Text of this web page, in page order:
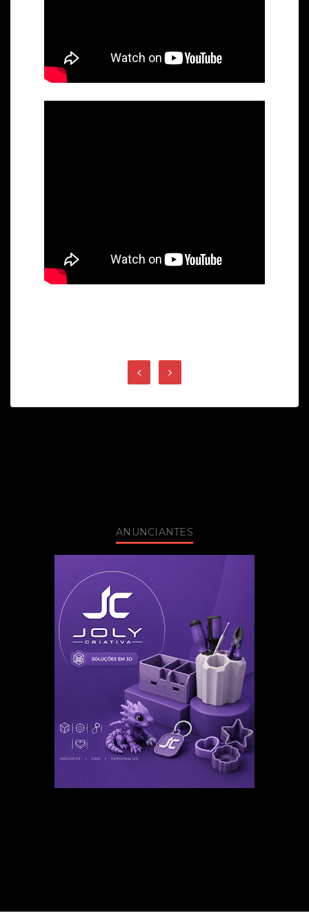
ANUNCIANTES